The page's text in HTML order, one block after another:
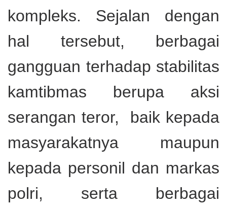
kompleks.
Sejalan dengan
hal tersebut, berbagai
gangguan terhadap stabilitas
kamtibmas berupa aksi
serangan teror, baik kepada
masyarakatnya maupun
kepada personil dan markas
polri, serta berbagai